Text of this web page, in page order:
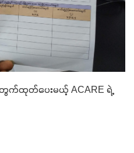
က်ထုတ်ပေးမယ့် ACARE ရဲ့